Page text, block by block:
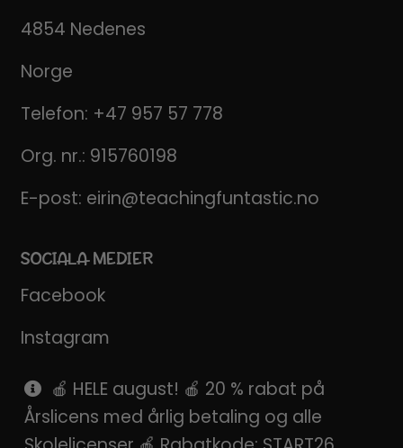
4854 Nedenes
Norge
Telefon: +47 957 57 778
Org. nr.: 915760198
E-post: eirin@teachingfuntastic.no
SOCIALA MEDIER
Facebook
Instagram
Pinterest
SnapChat
🍎 HELE august! 🍎 20 % rabat på
Årslicens med årlig betaling og alle